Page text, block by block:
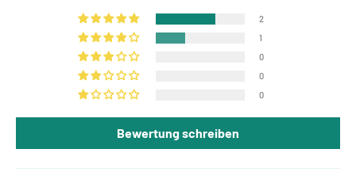
2
1
0
0
0
Bewertung schreiben